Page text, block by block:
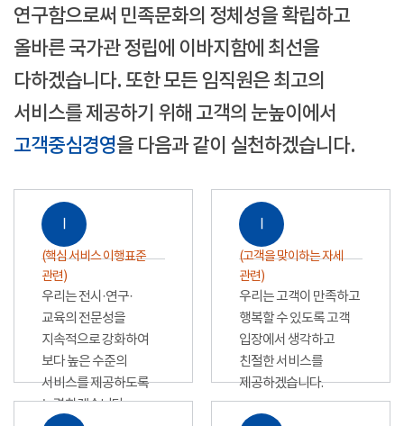
연구함으로써 민족문화의 정체성을 확립하고
올바른 국가관 정립에 이바지함에 최선을
다하겠습니다. 또한 모든 임직원은 최고의
서비스를 제공하기 위해 고객의 눈높이에서
고객중심경영을 다음과 같이 실천하겠습니다.
Ⅰ
(핵심 서비스 이행표준
관련)
우리는 전시·연구·
교육의 전문성을
지속적으로 강화하여
보다 높은 수준의
서비스를 제공하도록
노력하겠습니다.
Ⅰ
(고객을 맞이하는 자세
관련)
우리는 고객이 만족하고
행복할 수 있도록 고객
입장에서 생각하고
친절한 서비스를
제공하겠습니다.